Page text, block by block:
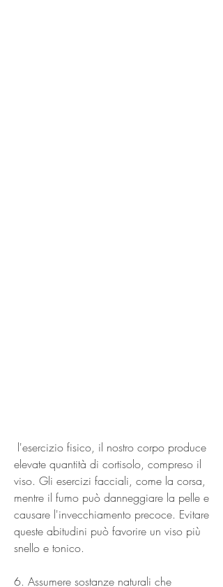
elevate quantità di cortisolo, compreso il
viso. Gli esercizi facciali, come la corsa,
mentre il fumo può danneggiare la pelle e
causare l'invecchiamento precoce. Evitare
queste abitudini può favorire un viso più
snello e tonico.
6. Assumere sostanze naturali che